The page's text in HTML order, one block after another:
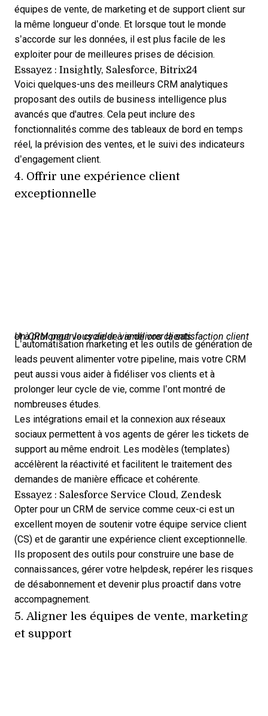
équipes de vente, de marketing et de support client sur
la même longueur d’onde. Et lorsque tout le monde
s’accorde sur les données, il est plus facile de les
exploiter pour de meilleures prises de décision.
Essayez : Insightly, Salesforce, Bitrix24
Voici quelques-uns des meilleurs CRM analytiques
proposant des outils de business intelligence plus
avancés que d'autres. Cela peut inclure des
fonctionnalités comme des tableaux de bord en temps
réel, la prévision des ventes, et le suivi des indicateurs
d’engagement client.
4. Offrir une expérience client
exceptionnelle
Un CRM peut vous aider à améliorer la satisfaction client et à prolonger le cycle de vie de vos clients.
L’automatisation marketing et les outils de génération de
leads peuvent alimenter votre pipeline, mais votre CRM
peut aussi vous aider à fidéliser vos clients et à
prolonger leur cycle de vie, comme l’ont montré de
nombreuses études.
Les intégrations email et la connexion aux réseaux
sociaux permettent à vos agents de gérer les tickets de
support au même endroit. Les modèles (templates)
accélèrent la réactivité et facilitent le traitement des
demandes de manière efficace et cohérente.
Essayez : Salesforce Service Cloud, Zendesk
Opter pour un CRM de service comme ceux-ci est un
excellent moyen de soutenir votre équipe service client
(CS) et de garantir une expérience client exceptionnelle.
Ils proposent des outils pour construire une base de
connaissances, gérer votre helpdesk, repérer les risques
de désabonnement et devenir plus proactif dans votre
accompagnement.
5. Aligner les équipes de vente, marketing
et support